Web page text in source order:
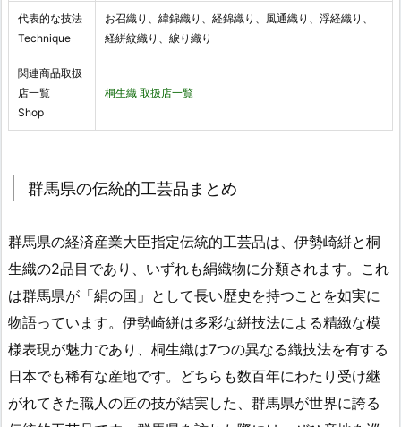
代表的な技法
Technique
お召織り、緯錦織り、経錦織り、風通織り、浮経織り、
経絣紋織り、綟り織り
関連商品取扱
店一覧
Shop
桐生織 取扱店一覧
群馬県の伝統的工芸品まとめ
群馬県の経済産業大臣指定伝統的工芸品は、伊勢崎絣と桐
生織の2品目であり、いずれも絹織物に分類されます。これ
は群馬県が「絹の国」として長い歴史を持つことを如実に
物語っています。伊勢崎絣は多彩な絣技法による精緻な模
様表現が魅力であり、桐生織は7つの異なる織技法を有する
日本でも稀有な産地です。どちらも数百年にわたり受け継
がれてきた職人の匠の技が結実した、群馬県が世界に誇る